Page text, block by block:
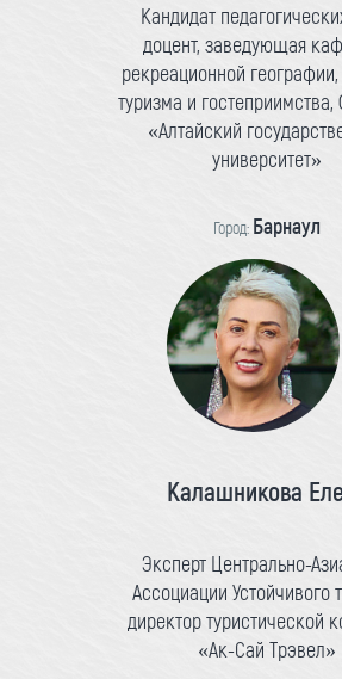
Кандидат
доцент, заведующая
рекреационной
туризма и
«Алтайский
университет»
Город: Барнаул
Калашникова
Эксперт Центрально-
Ассоциации Устойчивого
директор туристической
«Ак-Сай Трэвел»